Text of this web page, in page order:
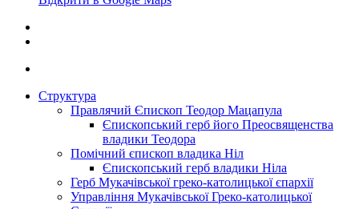
Структура
Правлячий Єпископ Теодор Мацапула
Єпископський герб його Преосвященства
владики Теодора
Помічний єпископ владика Ніл
Єпископський герб владики Ніла
Герб Мукачівської греко-католицької єпархії
Управління Мукачівської Греко-католицької